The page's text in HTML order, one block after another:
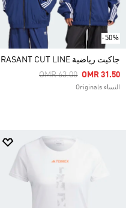
-50%
جاكيت رياضية RASANT CUT LINE
Price Reduced From
OMR 63.00ToOMR 31.50
النساء Originals